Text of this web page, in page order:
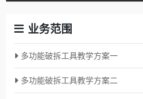
业务范围
多功能破拆工具教学方案一
多功能破拆工具教学方案二